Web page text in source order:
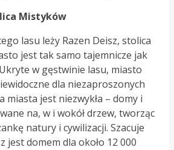
Mistyków
lasu leży Razen Deisz, stolica
jest tak samo tajemnicze jak
w gęstwinie lasu, miasto
dla niezaproszonych
miasta jest niezwykła – domy i
na, w i wokół drzew, tworząc
natury i cywilizacji. Szacuje
jest domem dla około 12 000